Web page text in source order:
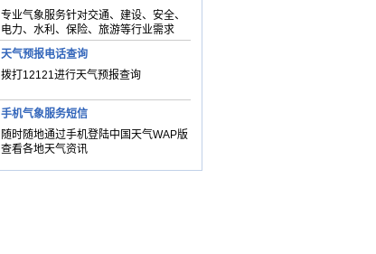
专业气象服务针对交通、建设、安全、
电力、水利、保险、旅游等行业需求
天气预报电话查询
拨打12121进行天气预报查询
手机气象服务短信
随时随地通过手机登陆中国天气WAP版
查看各地天气资讯